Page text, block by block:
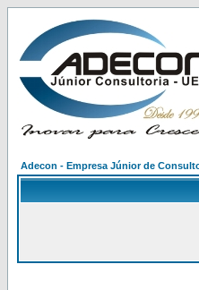
Adecon - Empresa Júnior de